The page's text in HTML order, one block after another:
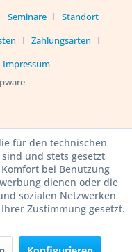
Seminare
Standort
Zahlungsarten
Impressum
für den technischen
und stets gesetzt
bei Benutzung
dienen oder die
sozialen Netzwerken
Zustimmung gesetzt.